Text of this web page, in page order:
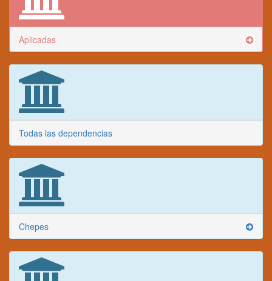
Aplicadas
Todas las dependencias
Chepes